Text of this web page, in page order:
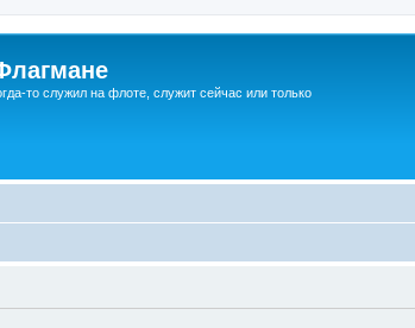
то служил на флоте, служит сейчас или только